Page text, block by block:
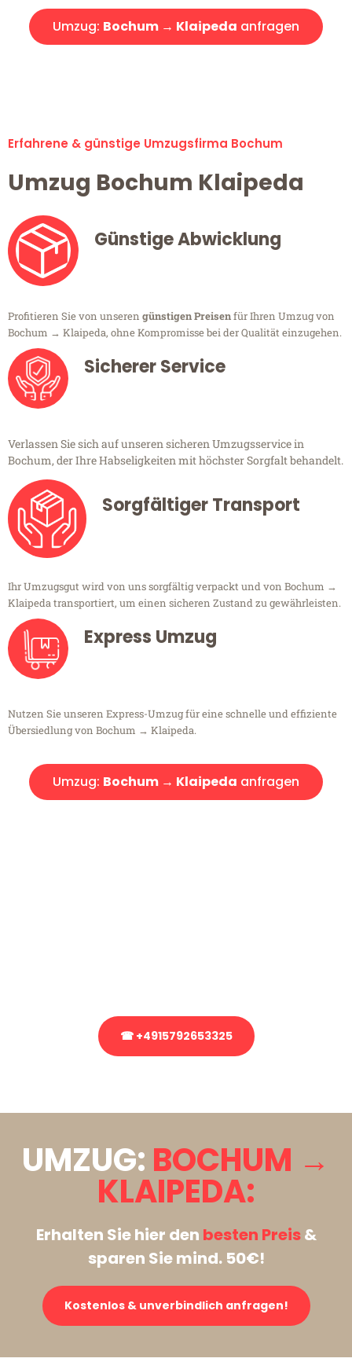
Umzug: Bochum → Klaipeda anfragen
Erfahrene & günstige Umzugsfirma Bochum
Umzug Bochum Klaipeda
Günstige Abwicklung
Profitieren Sie von unseren günstigen Preisenfür Ihren Umzug von
Bochum → Klaipeda, ohne Kompromisse bei der Qualität einzugehen.
Sicherer Service
Verlassen Sie sich auf unseren sicheren Umzugsservice in
Bochum, der Ihre Habseligkeiten mit höchster Sorgfalt behandelt.
Sorgfältiger Transport
Ihr Umzugsgut wird von uns sorgfältig verpackt und von Bochum →
Klaipeda transportiert, um einen sicheren Zustand zu gewährleisten.
Express Umzug
Nutzen Sie unseren Express-Umzug für eine schnelle und effiziente
Übersiedlung von Bochum → Klaipeda.
Umzug: Bochum → Klaipeda anfragen
☎ +4915792653325
UMZUG: BOCHUM →
KLAIPEDA:
Erhalten Sie hier den besten Preis&
sparen Sie mind. 50€!
Kostenlos & unverbindlich anfragen!